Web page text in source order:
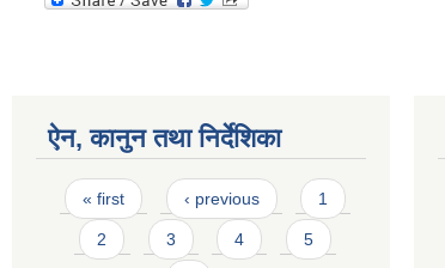
ऐन, कानुन तथा निर्देशिका
Pages
« first ‹ previous 1
2 3 4 5